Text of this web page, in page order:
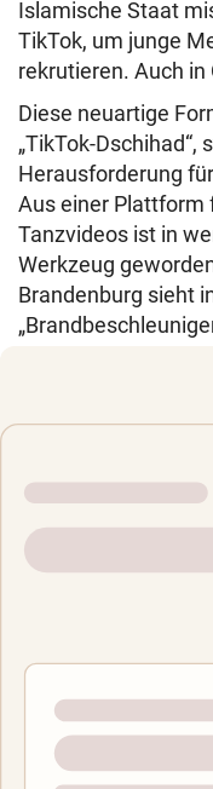
Islamische Staat
TikTok, um junge
rekrutieren. Auch in
Diese neuartige
„TikTok-
Herausforderung
Aus einer Plattform
Tanzvideos ist in
Werkzeug
Brandenburg sieht